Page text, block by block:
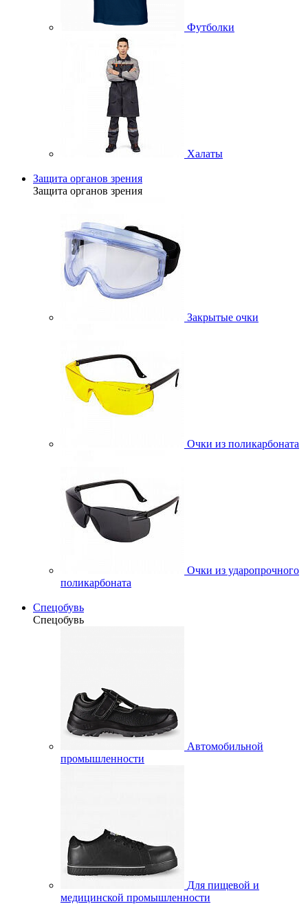
Футболки
Халаты
Защита органов зрения
Защита органов зрения
Закрытые очки
Очки из поликарбоната
Очки из ударопрочного
поликарбоната
Спецобувь
Спецобувь
Автомобильной
промышленности
Для пищевой и
медицинской промышленности